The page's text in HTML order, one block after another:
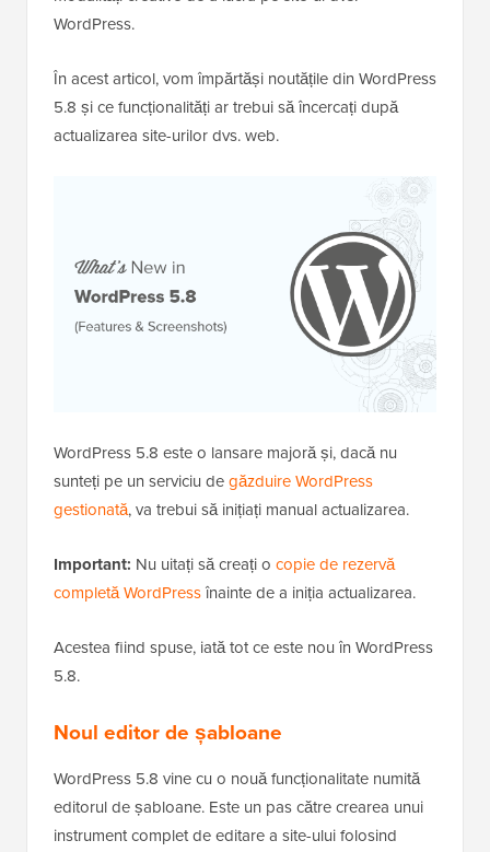
WordPress.
În acest articol, vom împărtăși noutățile din WordPress
5.8 și ce funcționalități ar trebui să încercați după
actualizarea site-urilor dvs. web.
WordPress 5.8 este o lansare majoră și, dacă nu
sunteți pe un serviciu degăzduire WordPress
gestionată, va trebui să inițiați manual actualizarea.
Important: Nu uitați să creați o copie de rezervă
completă WordPressînainte de a iniția actualizarea.
Acestea fiind spuse, iată tot ce este nou în WordPress
5.8.
Noul editor de șabloane
WordPress 5.8 vine cu o nouă funcționalitate numită
editorul de șabloane. Este un pas către crearea unui
instrument complet de editare a site-ului folosind